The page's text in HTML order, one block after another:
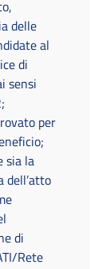
delle
al
di
sensi
per
sia la
dell’atto
di
Rete